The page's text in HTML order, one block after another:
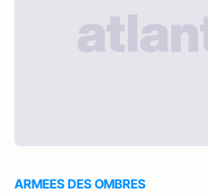
ARMEES DES OMBRES